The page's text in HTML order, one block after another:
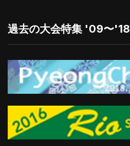
過去の大会特集 '09〜'18